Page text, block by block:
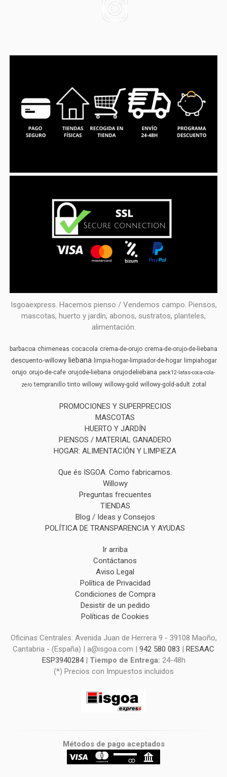
Isgoaexpress. Hacemos pienso / Vendemos campo. Piensos,
mascotas, huerto y jardín, abonos, sustratos, planteles,
alimentación.
barbacoa chimeneas cocacola crema-de-orujo crema-de-orujo-de-liebana
descuento-willowy liebana limpia-hogar-limpiador-de-hogar limpiahogar
orujo orujo-de-cafe orujode-liebana orujodeliebana pack12-latas-coca-cola-
zero tempranillo tinto willowy willowy-gold willowy-gold-adult zotal
PROMOCIONES Y SUPERPRECIOS
MASCOTAS
HUERTO Y JARDÍN
PIENSOS / MATERIAL GANADERO
HOGAR: ALIMENTACIÓN Y LIMPIEZA
Que és ISGOA. Como fabricamos.
Willowy
Preguntas frecuentes
TIENDAS
Blog / Ideas y Consejos
POLÍTICA DE TRANSPARENCIA Y AYUDAS
Ir arriba
Contáctanos
Aviso Legal
Política de Privacidad
Condiciones de Compra
Desistir de un pedido
Políticas de Cookies
Oficinas Centrales: Avenida Juan de Herrera 9 - 39108 Maoño,
Cantabria - (España) | a@isgoa.com | 942 580 083 | RESAAC
ESP3940284| Tiempo de Entrega: 24-48h
(*) Precios con Impuestos incluidos
Métodos de pago aceptados